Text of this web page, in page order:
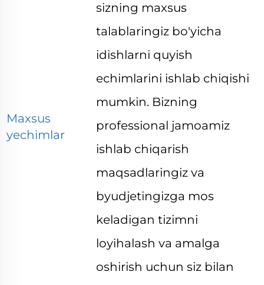
Maxsus
yechimlar
sizning maxsus
talablaringiz bo'yicha
idishlarni quyish
echimlarini ishlab chiqishi
mumkin. Bizning
professional jamoamiz
ishlab chiqarish
maqsadlaringiz va
byudjetingizga mos
keladigan tizimni
loyihalash va amalga
oshirish uchun siz bilan